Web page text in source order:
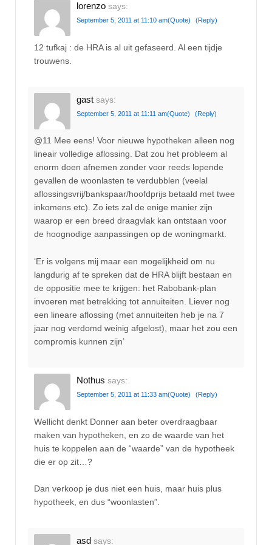
lorenzo says:
September 5, 2011 at 11:10 am(Quote) (Reply)
12 tufkaj : de HRA is al uit gefaseerd. Al een tijdje
trouwens.
gast says:
September 5, 2011 at 11:11 am(Quote) (Reply)
@11 Mee eens! Voor nieuwe hypotheken alleen nog
lineair volledige aflossing. Dat zou het probleem al
enorm doen afnemen zonder voor reeds lopende
gevallen de woonlasten te verdubblen (veelal
aflossingsvrij/bankspaar/hoofdprijs betaald met twee
inkomens etc). Zo iets zal de enige manier zijn
waarop er een breed draagvlak kan ontstaan voor
de hoognodige aanpassingen op de woningmarkt.
‘Er is volgens mij maar een mogelijkheid om nu
langdurig af te spreken dat de HRA blijft bestaan en
de oppositie mee te krijgen: het Rabobank-plan
invoeren met betrekking tot annuiteiten. Liever nog
een lineare aflossing (met annuiteiten heb je na 7
jaar nog verdomd weinig afgelost), maar het zou een
compromis kunnen zijn’
Nothus says:
September 5, 2011 at 11:33 am(Quote) (Reply)
Wellicht denkt Donner aan beter overdraagbaar
maken van hypotheken, en zo de waarde van het
huis te koppelen aan de “waarde” van de hypotheek
die er op zit…?
Dan verkoop je dus niet een huis, maar huis plus
hypotheek, en dus “woonlasten”.
asd says: